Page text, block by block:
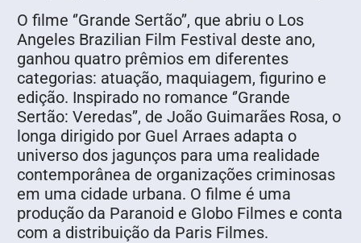
O filme ‘’Grande Sertão’’, que abriu o Los
Angeles Brazilian Film Festival deste ano,
ganhou quatro prêmios em diferentes
categorias: atuação, maquiagem, figurino e
edição. Inspirado no romance ‘’Grande
Sertão: Veredas’’, de João Guimarães Rosa, o
longa dirigido por Guel Arraes adapta o
universo dos jagunços para uma realidade
contemporânea de organizações criminosas
em uma cidade urbana. O filme é uma
produção da Paranoid e Globo Filmes e conta
com a distribuição da Paris Filmes.